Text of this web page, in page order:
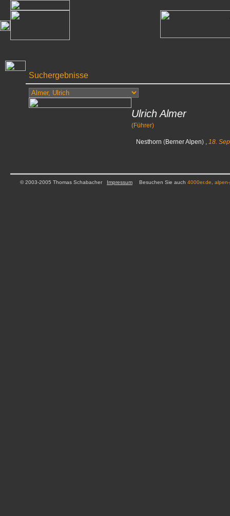
Suchergebnisse
Ulrich Almer
(Führer)
Nesthorn (Berner Alpen) , 18.
© 2003-2005 Thomas Schabacher Impressum Besuchen Sie auch 4000er.de